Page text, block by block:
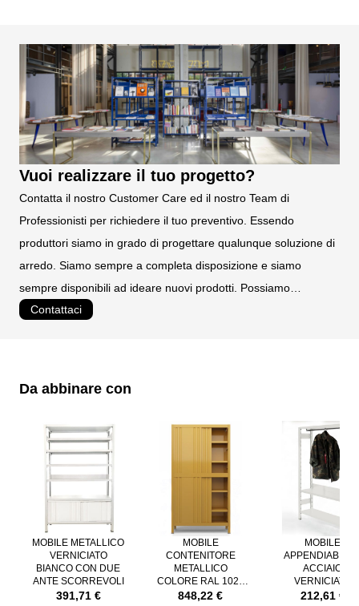
Vuoi realizzare il tuo progetto?
Contatta il nostro Customer Care ed il nostro Team di
Professionisti per richiedere il tuo preventivo. Essendo
produttori siamo in grado di progettare qualunque soluzione di
arredo. Siamo sempre a completa disposizione e siamo
sempre disponibili ad ideare nuovi prodotti. Possiamo
Contattaci
Da abbinare con
È possibile navigare tra gli elementi del carosello utilizzando il
Premere per saltare il carosello
MOBILE METALLICO
VERNICIATO
BIANCO CON DUE
ANTE SCORREVOLI
391,71 €
MOBILE
CONTENITORE
METALLICO
COLORE RAL 1024
CON ANTE
848,22 €
MOBILE
APPENDIABITI
ACCIAIO
VERNICIATO
BIANCO
212,61 €